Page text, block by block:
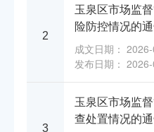
2
玉泉区市场监
险防控情况的
成文日期：
发布日期：
3
玉泉区市场监
查处置情况的